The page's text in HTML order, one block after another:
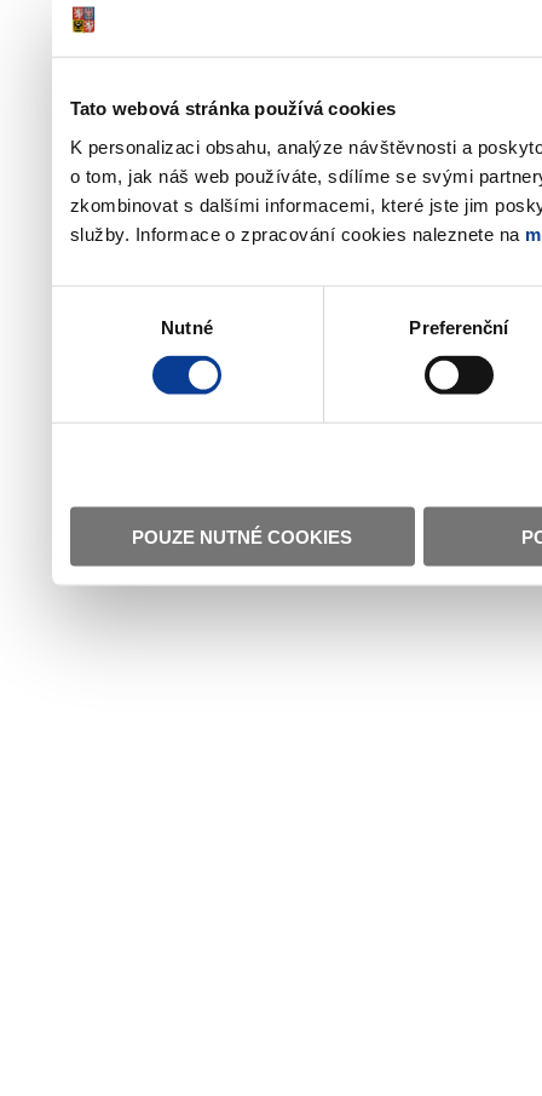
Tato webová stránka používá cookies
K personalizaci obsahu, analýze návštěvnosti a
o tom, jak náš web používáte, sdílíme se svými
zkombinovat s dalšími informacemi, které jste jim
služby. Informace o zpracování cookies naleznete na
Nutné Preferenční
POUZE NUTNÉ COOKIES